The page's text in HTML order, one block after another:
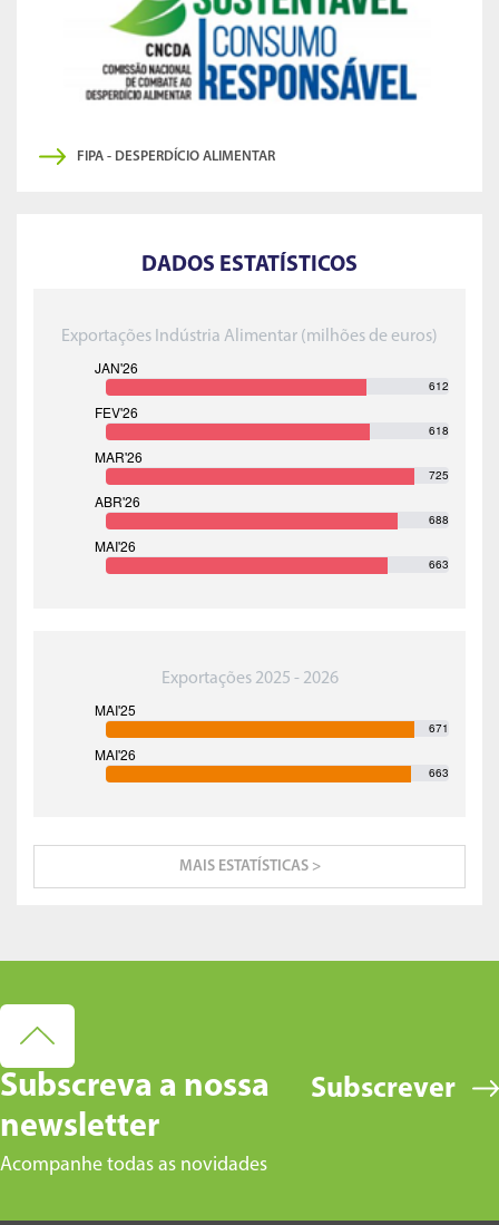
FIPA - DESPERDÍCIO ALIMENTAR
DADOS ESTATÍSTICOS
Exportações Indústria Alimentar (milhões de euros)
612
618
725
688
663
Exportações 2025 - 2026
671
663
MAIS ESTATÍSTICAS >
Subscreva a nossa
newsletter
Acompanhe todas as novidades
Subscrever